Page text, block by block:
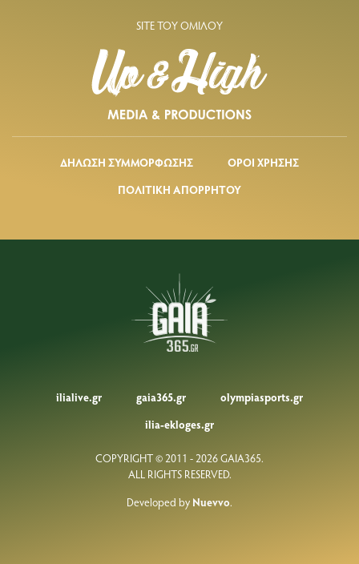
SITE ΤΟΥ ΟΜΙΛΟΥ
ΔΗΛΩΣΗ ΣΥΜΜΟΡΦΩΣΗΣ
ΟΡΟΙ ΧΡΗΣΗΣ
ΠΟΛΙΤΙΚΗ ΑΠΟΡΡΗΤΟΥ
ilialive.gr gaia365.gr
olympiasports.gr
ilia-ekloges.gr
COPYRIGHT © 2011 - 2026 GAIA365.
ALL RIGHTS RESERVED.
Developed by Nuevvo.